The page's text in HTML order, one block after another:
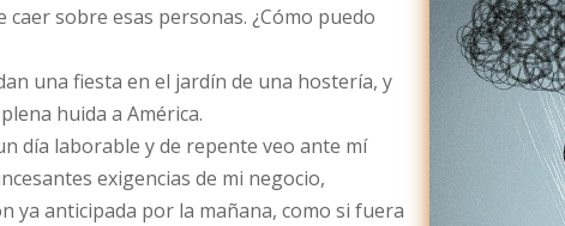
sobre esas personas. ¿Cómo puedo
una fiesta en el jardín de una hostería, y
huida a América.
día laborable y de repente veo ante mí
exigencias de mi negocio,
ya anticipada por la mañana, como si fuera